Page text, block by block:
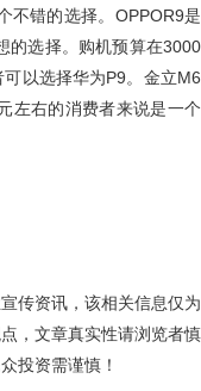
不错的选择。OPPOR9是
的选择。购机预算在3000
以选择华为P9。金立M6
左右的消费者来说是一个
传资讯，该相关信息仅为
，文章真实性请浏览者慎
投资需谨慎！